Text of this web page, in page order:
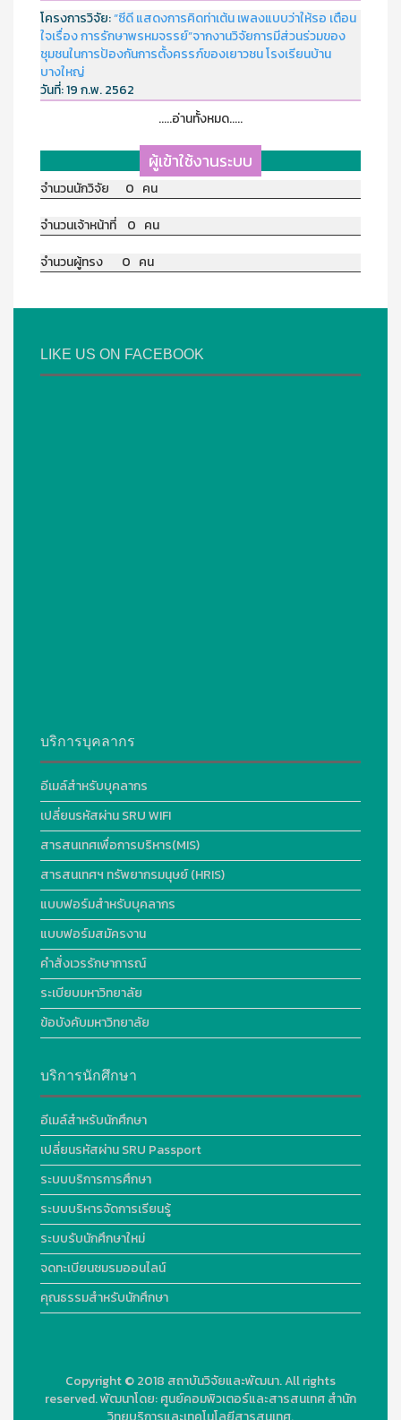
โครงการวิจัย:“ซีดี แสดงการคิดท่าเต้น เพลงแบบว่าให้รอ เตือน
ใจเรื่อง การรักษาพรหมจรรย์”จากงานวิจัยการมีส่วนร่วมของ
ชุมชนในการป้องกันการตั้งครรภ์ของเยาวชน โรงเรียนบ้าน
บางใหญ่
วันที่:19 ก.พ. 2562
.....อ่านทั้งหมด.....
ผู้เข้าใช้งานระบบ
จำนวนนักวิจัย 0 คน
จำนวนเจ้าหน้าที่ 0 คน
จำนวนผู้ทรง 0 คน
LIKE US ON FACEBOOK
บริการบุคลากร
อีเมล์สำหรับบุคลากร
เปลี่ยนรหัสผ่าน SRU WIFI
สารสนเทศเพื่อการบริหาร(MIS)
สารสนเทศฯ ทรัพยากรมนุษย์ (HRIS)
แบบฟอร์มสำหรับบุคลากร
แบบฟอร์มสมัครงาน
คำสั่งเวรรักษาการณ์
ระเบียบมหาวิทยาลัย
ข้อบังคับมหาวิทยาลัย
บริการนักศึกษา
อีเมล์สำหรับนักศึกษา
เปลี่ยนรหัสผ่าน SRU Passport
ระบบบริการการศึกษา
ระบบบริหารจัดการเรียนรู้
ระบบรับนักศึกษาใหม่
จดทะเบียนชมรมออนไลน์
คุณธรรมสำหรับนักศึกษา
Copyright © 2018 สถาบันวิจัยและพัฒนา. All rights
reserved.พัฒนาโดย:ศูนย์คอมพิวเตอร์และสารสนเทศ สำนัก